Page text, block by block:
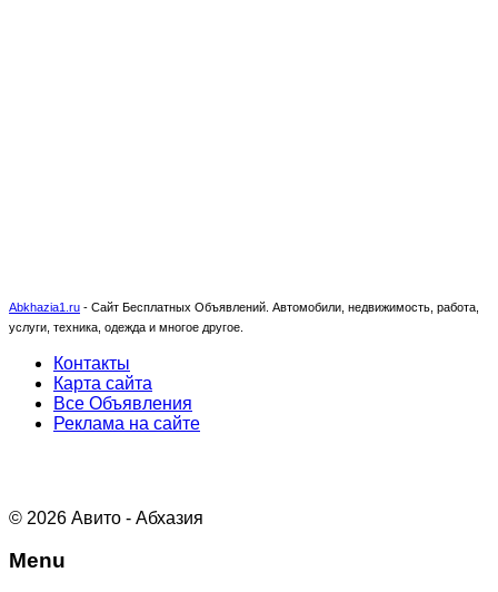
Abkhazia1.ru - Сайт Бесплатных Объявлений. Автомобили, недвижимость, работа,
услуги, техника, одежда и многое другое.
Контакты
Карта сайта
Все Объявления
Реклама на сайте
© 2026 Авито - Абхазия
Menu